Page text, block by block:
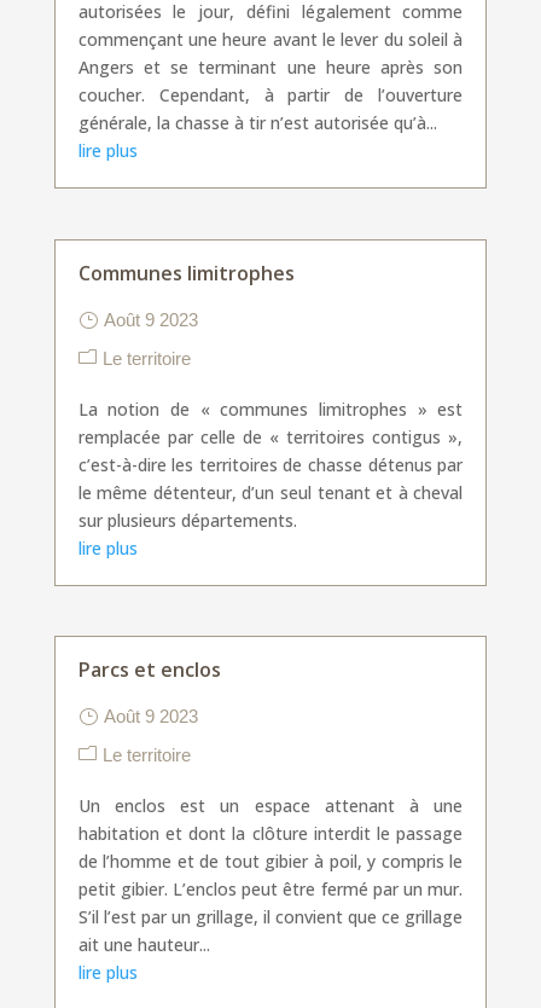
autorisées le jour, défini légalement comme
commençant une heure avant le lever du soleil à
Angers et se terminant une heure après son
coucher. Cependant, à partir de l’ouverture
générale, la chasse à tir n’est autorisée qu’à...
lire plus
Communes limitrophes
Août 9 2023
Le territoire
La notion de « communes limitrophes » est
remplacée par celle de « territoires contigus »,
c’est-à-dire les territoires de chasse détenus par
le même détenteur, d’un seul tenant et à cheval
sur plusieurs départements.
lire plus
Parcs et enclos
Août 9 2023
Le territoire
Un enclos est un espace attenant à une
habitation et dont la clôture interdit le passage
de l’homme et de tout gibier à poil, y compris le
petit gibier. L’enclos peut être fermé par un mur.
S’il l’est par un grillage, il convient que ce grillage
ait une hauteur...
lire plus